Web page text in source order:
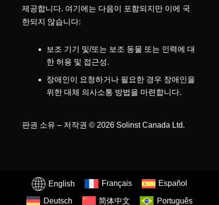
제공합니다. 여기에는 다음이 포함되지만 이에 국
한되지 않습니다:
보조 기기 및/또는 보조 동물 또는 인력에 대
한 허용 및 접근성.
장애인이 요청하거나 필요한 경우 장애인을
위한 대체 의사소통 방법을 마련합니다.
판권 소유 – 저작권 © 2026 Solinst Canada Ltd.
English Français Español
Deutsch 简体中文 Português